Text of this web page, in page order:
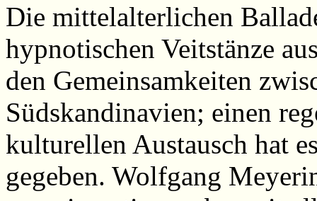
Die mittelalterlichen
hypnotischen Veitstänze
den Gemeinsamkeiten
Südskandinavien; einen
kulturellen Austausch hat
gegeben. Wolfgang